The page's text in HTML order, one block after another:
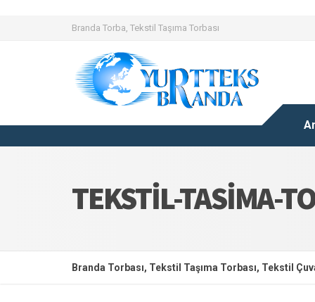
Branda Torba, Tekstil Taşıma Torbası
TEKSTIL-TASIMA-
Branda Torbası, Tekstil Taşıma Torbası, Tekstil